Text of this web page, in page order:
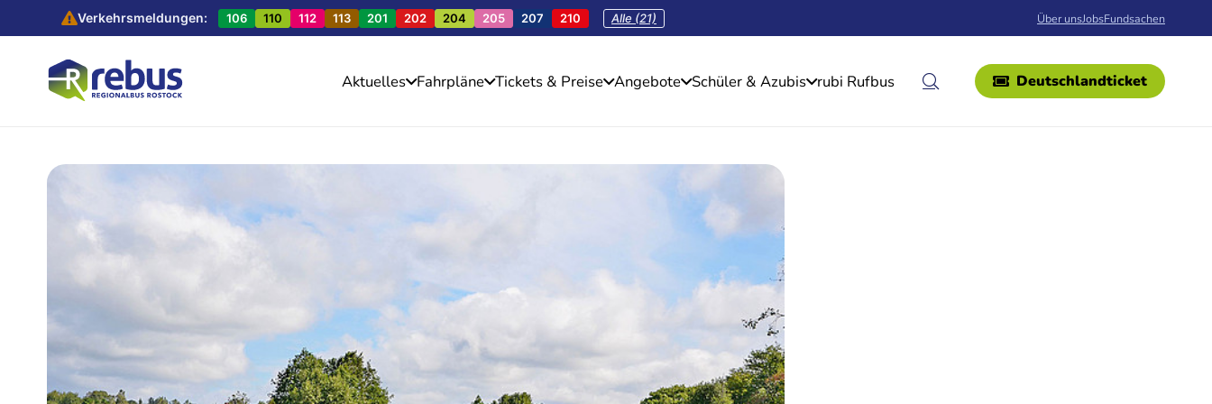
Verkehrsmeldungen: 106 110 112 113 201 202 204 205 207 210 Alle (21) Über unsJobsFundsachen
Aktuelles Fahrpläne Tickets & Preise Angebote Schüler & Azubis rubi Rufbus Deutschlandticket